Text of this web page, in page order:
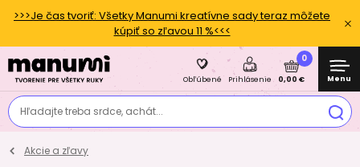
>>>Je čas tvoriť: Všetky Manumi kreatívne sady teraz môžete
kúpiť so zľavou 11 %<<<
Hľadajte treba srdce, achát...
Obľúbené Prihlásenie
0
0,00 € Menu
Akcie a zľavy